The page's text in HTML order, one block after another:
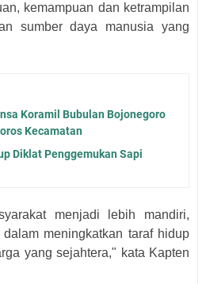
kemampuan dan ketrampilan
sumber daya manusia yang
Koramil Bubulan Bojonegoro
Kecamatan
Diklat Penggemukan Sapi
menjadi lebih mandiri,
meningkatkan taraf hidup
yang sejahtera," kata Kapten